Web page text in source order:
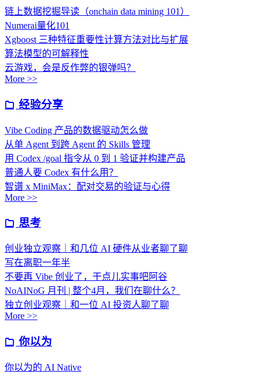
链上数据挖掘导读（onchain data mining 101）
Numerai量化101
Xgboost 三种特征重要性计算方法对比与扩展
算法模型的可解释性
云游戏，会是反作弊的银弹吗？
More >>
经验分享
Vibe Coding 产品的数据驱动怎么做
从单 Agent 到跨 Agent 的 Skills 管理
用 Codex /goal 指令从 0 到 1 验证并构建产品
普通人要 Codex 有什么用？
智谱 x MiniMax：配对交易的验证与心得
More >>
思考
创业独立观察｜和几位 AI 硬件从业者聊了聊
写在离职一年半
不要再 Vibe 创业了，干点儿实事吧阿谷
NoAINoG 月刊 | 整个4月，我们在聊什么？
独立创业观察｜和一位 AI 投资人聊了聊
More >>
你以为
你以为的 AI Native